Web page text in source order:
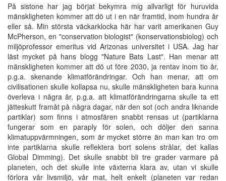
På sistone har jag börjat bekymra mig allvarligt för huruvida
mänskligheten kommer att dö ut i en när framtid, inom hundra år
eller så. Min största väckarklocka här har varit amerikanen Guy
McPherson, en "conservation biologist" (konservationsbiolog) och
miljöprofessor emeritus vid Arizonas universitet i USA. Jag har
läst mycket på hans blogg "Nature Bats Last". Han menar att
mänskligheten kommer att dö ut före 2030, ja rentav inom tio år,
p.g.a. skenande klimatförändringar. Och han menar, att om
civilisationen skulle kollapsa nu, skulle mänskligheten bara kunna
överleva i några år, p.g.a. att klimatförändringarna skulle ta ett
jätteskutt framåt på några dagar, när den sot (och andra liknande
partiklar) som finns i atmosfären snabbt rensas ut (partiklarna
fungerar som en paraply för solen, och döljer den sanna
klimatuppvärmningen, som är mycket större än man kan tro om
inte partiklarna skulle reflektera bort solens strålar, det kallas
Global Dimming). Det skulle snabbt bli tre grader varmare på
planeten, och det skulle inte växterna klara av, utan vi skulle
förlora vår livsmiljö, vår mat, helt enkelt (planeten var redan